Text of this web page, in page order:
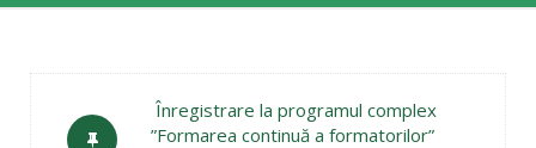
content
Înregistrare la programul complex
”Formarea continuă a formatorilor”